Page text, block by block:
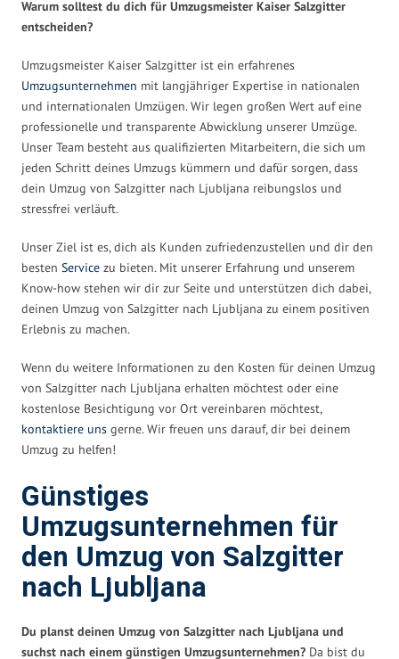
Warum solltest du dich für Umzugsmeister Kaiser Salzgitter
entscheiden?
Umzugsmeister Kaiser Salzgitter ist ein erfahrenes
Umzugsunternehmen mit langjähriger Expertise in nationalen
und internationalen Umzügen. Wir legen großen Wert auf eine
professionelle und transparente Abwicklung unserer Umzüge.
Unser Team besteht aus qualifizierten Mitarbeitern, die sich um
jeden Schritt deines Umzugs kümmern und dafür sorgen, dass
dein Umzug von Salzgitter nach Ljubljana reibungslos und
stressfrei verläuft.
Unser Ziel ist es, dich als Kunden zufriedenzustellen und dir den
besten Service zu bieten. Mit unserer Erfahrung und unserem
Know-how stehen wir dir zur Seite und unterstützen dich dabei,
deinen Umzug von Salzgitter nach Ljubljana zu einem positiven
Erlebnis zu machen.
Wenn du weitere Informationen zu den Kosten für deinen Umzug
von Salzgitter nach Ljubljana erhalten möchtest oder eine
kostenlose Besichtigung vor Ort vereinbaren möchtest,
kontaktiere uns gerne. Wir freuen uns darauf, dir bei deinem
Umzug zu helfen!
Günstiges
Umzugsunternehmen für
den Umzug von Salzgitter
nach Ljubljana
Du planst deinen Umzug von Salzgitter nach Ljubljana und
suchst nach einem günstigen Umzugsunternehmen? Da bist du